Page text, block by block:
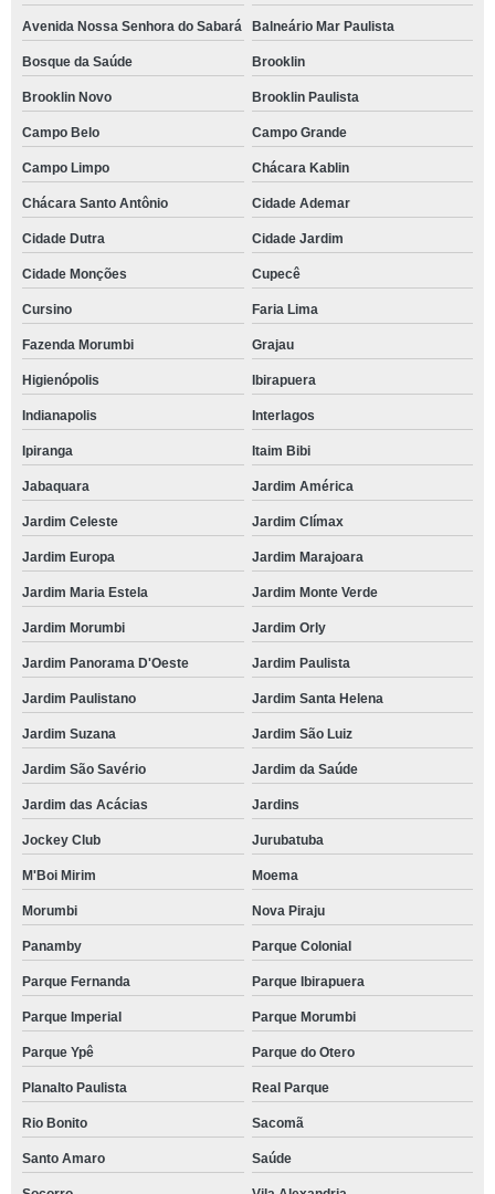
Avenida Nossa Senhora do Sabará Balneário Mar Paulista
Bosque da Saúde Brooklin
Brooklin Novo Brooklin Paulista
Campo Belo Campo Grande
Campo Limpo Chácara Kablin
Chácara Santo Antônio Cidade Ademar
Cidade Dutra Cidade Jardim
Cidade Monções Cupecê
Cursino Faria Lima
Fazenda Morumbi Grajau
Higienópolis Ibirapuera
Indianapolis Interlagos
Ipiranga Itaim Bibi
Jabaquara Jardim América
Jardim Celeste Jardim Clímax
Jardim Europa Jardim Marajoara
Jardim Maria Estela Jardim Monte Verde
Jardim Morumbi Jardim Orly
Jardim Panorama D'Oeste Jardim Paulista
Jardim Paulistano Jardim Santa Helena
Jardim Suzana Jardim São Luiz
Jardim São Savério Jardim da Saúde
Jardim das Acácias Jardins
Jockey Club Jurubatuba
M'Boi Mirim Moema
Morumbi Nova Piraju
Panamby Parque Colonial
Parque Fernanda Parque Ibirapuera
Parque Imperial Parque Morumbi
Parque Ypê Parque do Otero
Planalto Paulista Real Parque
Rio Bonito Sacomã
Santo Amaro Saúde